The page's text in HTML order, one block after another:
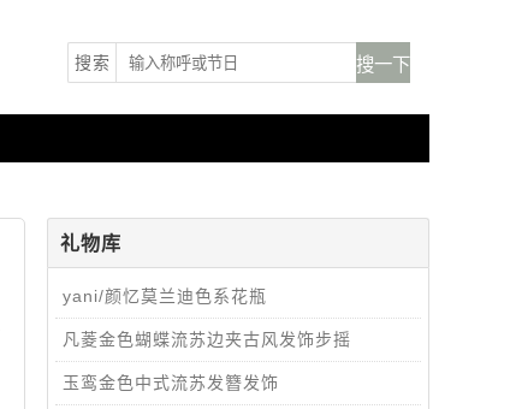
搜索
礼物库
yani/颜忆莫兰迪色系花瓶
凡菱金色蝴蝶流苏边夹古风发饰步摇
玉鸾金色中式流苏发簪发饰